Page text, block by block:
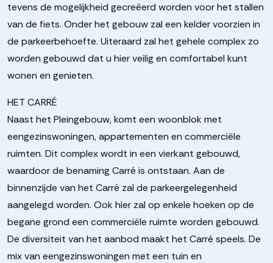
tevens de mogelijkheid gecreëerd worden voor het stallen
van de fiets. Onder het gebouw zal een kelder voorzien in
de parkeerbehoefte. Uiteraard zal het gehele complex zo
worden gebouwd dat u hier veilig en comfortabel kunt
wonen en genieten.
HET CARRÉ
Naast het Pleingebouw, komt een woonblok met
eengezinswoningen, appartementen en commerciële
ruimten. Dit complex wordt in een vierkant gebouwd,
waardoor de benaming Carré is ontstaan. Aan de
binnenzijde van het Carré zal de parkeergelegenheid
aangelegd worden. Ook hier zal op enkele hoeken op de
begane grond een commerciële ruimte worden gebouwd.
De diversiteit van het aanbod maakt het Carré speels. De
mix van eengezinswoningen met een tuin en